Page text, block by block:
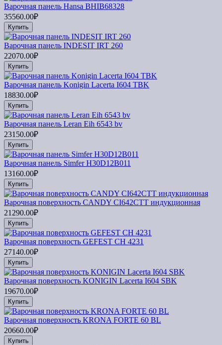
Варочная панель Hansa BHIB68328
35560.00₽
Купить
Варочная панель INDESIT IRT 260
22070.00₽
Купить
Варочная панель Konigin Lacerta I604 TBK
18830.00₽
Купить
Варочная панель Leran Eih 6543 bv
23150.00₽
Купить
Варочная панель Simfer H30D12B011
13160.00₽
Купить
Варочная поверхность CANDY CI642CTT индукционная
21290.00₽
Купить
Варочная поверхность GEFEST СН 4231
27140.00₽
Купить
Варочная поверхность KONIGIN Lacerta I604 SBK
19670.00₽
Купить
Варочная поверхность KRONA FORTE 60 BL
20660.00₽
Купить